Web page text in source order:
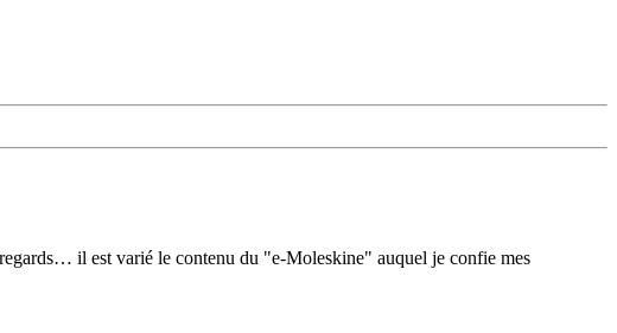
il est varié le contenu du "e-Moleskine" auquel je confie mes